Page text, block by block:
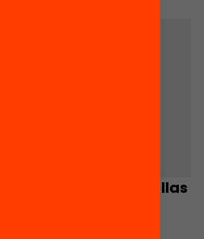
Francisca Canyellas